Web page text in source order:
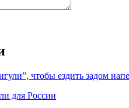
чтобы ездить задом
для России